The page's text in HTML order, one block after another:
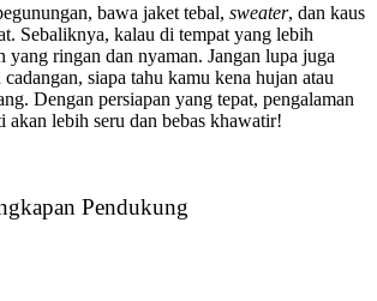
bawa jaket tebal, sweater, dan kaus
Sebaliknya, kalau di tempat yang lebih
yang ringan dan nyaman. Jangan lupa juga
siapa tahu kamu kena hujan atau
Dengan persiapan yang tepat, pengalaman
akan lebih seru dan bebas khawatir!
Pendukung